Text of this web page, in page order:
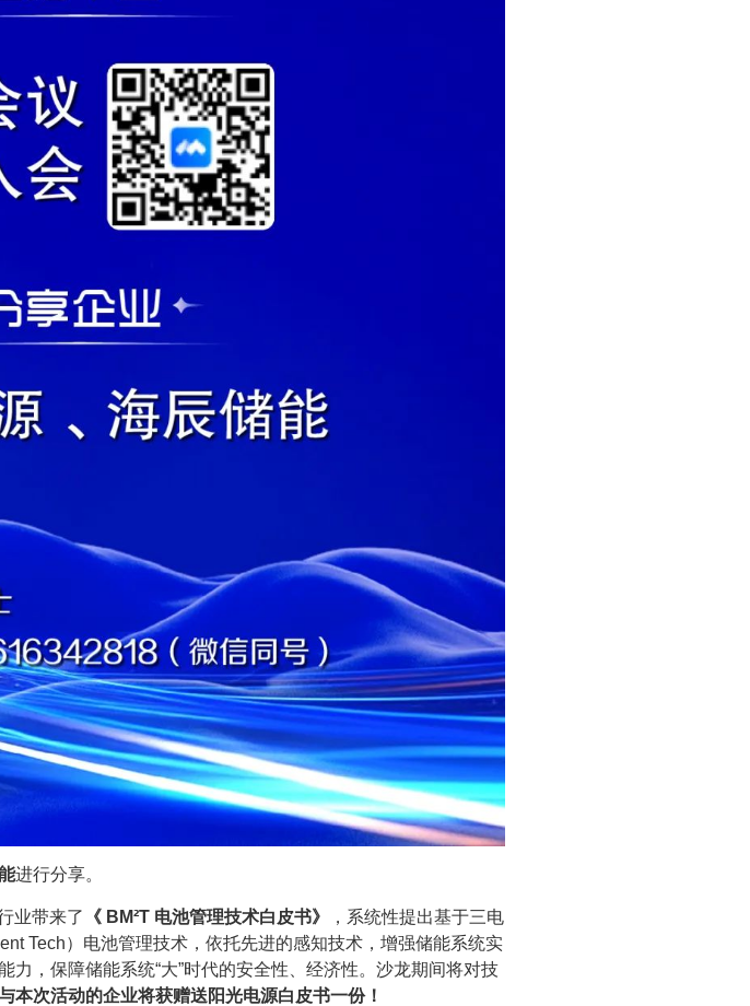
进行分享。
业带来了 《 BM²T 电池管理技术白皮书》
，系统性提出基于三电
Tech）电池管理技术，依托先进的感知技术，增强储能系统实
力，保障储能系统“大”时代的安全性、经济性。沙龙期间将对技
本次活动的企业将获赠送阳光电源白皮书一份！